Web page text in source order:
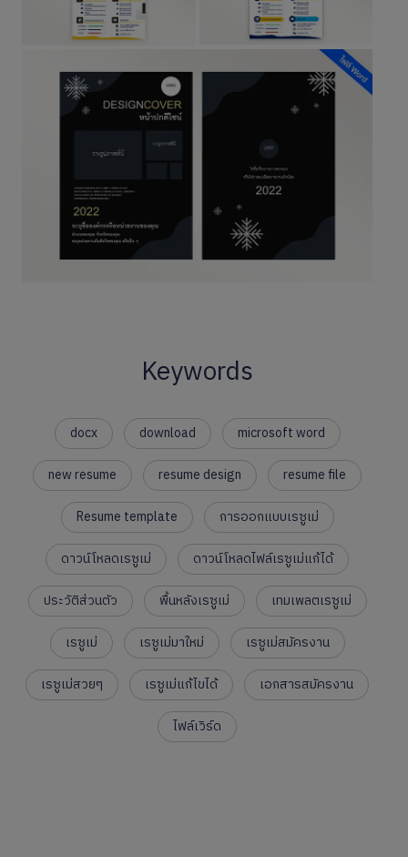
Keywords
docx download
microsoft word
new resume
resume design
resume file
Resume template
การออกแบบเรซูเม่
ดาวน์โหลดเรซูเม่
ดาวน์โหลดไฟล์เรซูเม่แก้ได้
ประวัติส่วนตัว
พื้นหลังเรซูเม่
เทมเพลตเรซูเม่
เรซูเม่
เรซูเม่มาใหม่
เรซูเม่สมัครงาน
เรซูเม่สวยๆ
เรซูเม่แก้ไขได้
เอกสารสมัครงาน
ไฟล์เวิร์ด